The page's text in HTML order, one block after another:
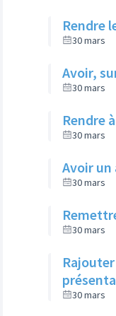
Rendre
30 mars
Avoir,
30 mars
Rendre
30 mars
Avoir un
30 mars
30 mars
30 mars